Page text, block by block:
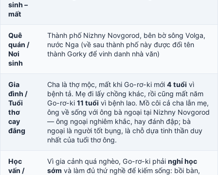
sinh –
mất
Quê
quán /
Nơi
sinh
Thành phố Nizhny Novgorod, bên bờ sông Volga,
nước Nga (về sau thành phố này được đổi tên
thành Gorky để vinh danh nhà văn)
Gia
đình /
Tuổi
thơ
cay
đắng
Cha là thợ mộc, mất khi Go-rơ-ki mới 4 tuổi vì
bệnh tả. Mẹ đi lấy chồng khác, rồi cũng mất năm
Go-rơ-ki 11 tuổi vì bệnh lao. Mồ côi cả cha lẫn mẹ,
ông về sống với ông bà ngoại tại Nizhny Novgorod
— ông ngoại nghiêm khắc, hay đánh đập; bà
ngoại là người tốt bụng, là chỗ dựa tinh thần duy
nhất của tuổi thơ ông.
Học
vấn /
Vì gia cảnh quá nghèo, Go-rơ-ki phải nghỉ học
sớm và làm đủ thứ nghề để kiếm sống: bồi bàn,